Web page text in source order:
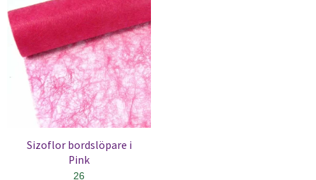
Sizoflor bordslöpare i
Pink
26